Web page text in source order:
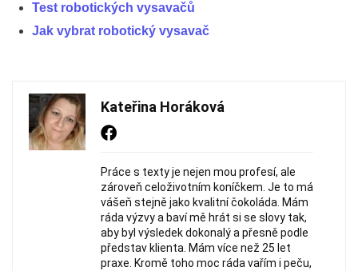
Test robotických vysavačů
Jak vybrat robotický vysavač
Kateřina Horáková
Práce s texty je nejen mou profesí, ale
zároveň celoživotním koníčkem. Je to má
vášeň stejně jako kvalitní čokoláda. Mám
ráda výzvy a baví mě hrát si se slovy tak,
aby byl výsledek dokonalý a přesně podle
představ klienta. Mám více než 25 let
praxe. Kromě toho moc ráda vařím i peču,